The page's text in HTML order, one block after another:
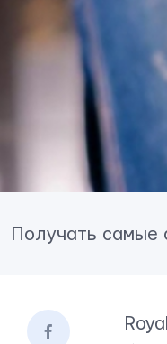
Получать самые